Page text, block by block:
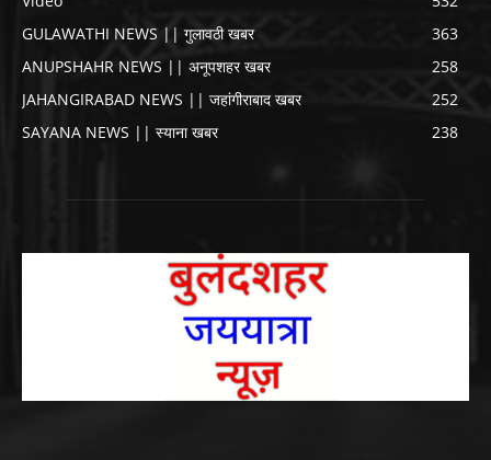
GULAWATHI NEWS || गुलावठी खबर
363
ANUPSHAHR NEWS || अनूपशहर खबर
258
JAHANGIRABAD NEWS || जहांगीराबाद खबर
252
SAYANA NEWS || स्याना खबर
238